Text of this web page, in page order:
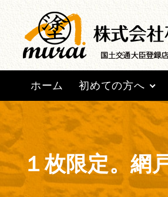
ホーム 初めての方へ
１枚限定。網